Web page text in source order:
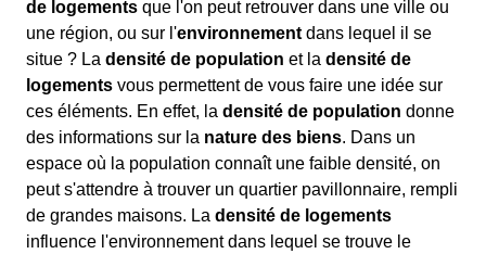
de logements que l'on peut retrouver dans une ville ou
une région, ou sur l'environnement dans lequel il se
situe ? La densité de population et la densité de
logements vous permettent de vous faire une idée sur
ces éléments. En effet, la densité de population donne
des informations sur la nature des biens. Dans un
espace où la population connaît une faible densité, on
peut s'attendre à trouver un quartier pavillonnaire, rempli
de grandes maisons. La densité de logements
influence l'environnement dans lequel se trouve le